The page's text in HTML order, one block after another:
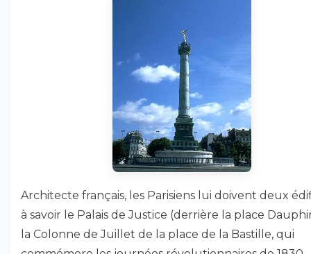
Architecte français, les Parisiens lui doivent deux
à savoir le Palais de Justice (derrière la place
la Colonne de Juillet de la place de la Bastille, qui